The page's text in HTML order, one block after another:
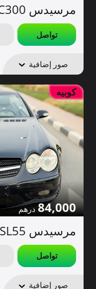
مرسيدس C300 للبيع
تواصل
صور إضافية
كوبيه
84,000
مرسيدس SL55 للبيع
تواصل
صور إضافية